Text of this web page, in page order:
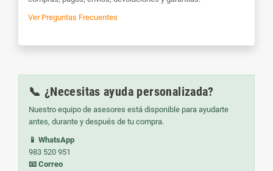
Ver Preguntas Frecuentes
📞 ¿Necesitas ayuda personalizada?
Nuestro equipo de asesores está disponible para ayudarte
antes, durante y después de tu compra.
📱 WhatsApp
983 520 951
📧 Correo